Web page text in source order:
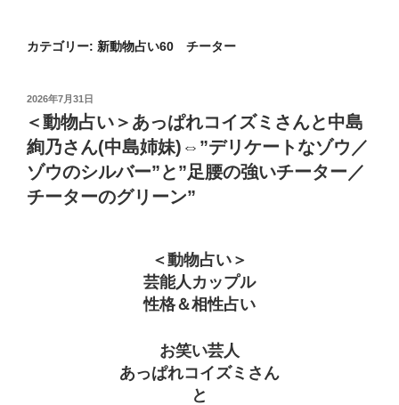
カテゴリー: 新動物占い60 チーター
投
日:
2026年7月31日
＜動物占い＞あっぱれコイズミさんと中島
絢乃さん(中島姉妹)⇔”デリケートなゾウ／
ゾウのシルバー”と”足腰の強いチーター／
チーターのグリーン”
＜動物占い＞
芸能人カップル
性格＆相性占い
お笑い芸人
あっぱれコイズミさん
と